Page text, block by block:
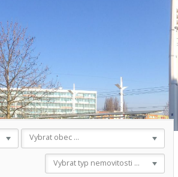
Vybrat obec ...
Vybrat typ nemovitosti ...